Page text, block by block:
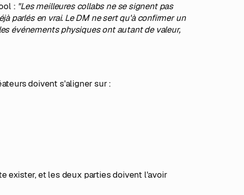
: "Les meilleures collabs ne se signent pas
parlés en vrai. Le DM ne sert qu'à confirmer un
événements physiques ont autant de valeur,
doivent s'aligner sur :
exister, et les deux parties doivent l'avoir